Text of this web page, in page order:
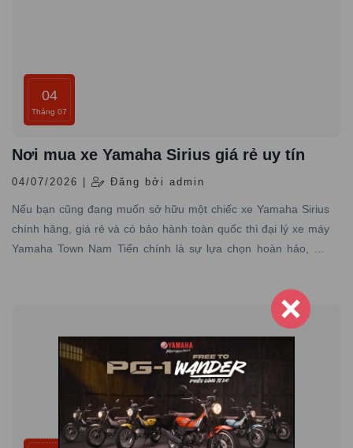
04
Tháng 07
Nơi mua xe Yamaha Sirius giá rẻ uy tín
04/07/2026 | Đăng bởi admin
Nếu bạn cũng đang muốn sở hữu một chiếc xe Yamaha Sirius
chính hãng, giá rẻ và có bảo hành toàn quốc thì đại lý xe máy
Yamaha Town Nam Tiến chính là sự lựa chọn hoàn hảo, nơi